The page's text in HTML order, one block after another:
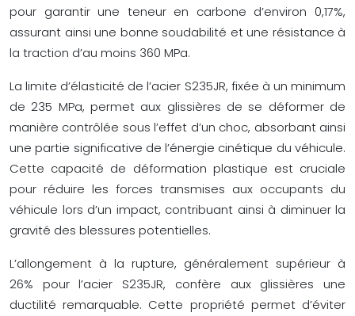
pour garantir une teneur en carbone d’environ 0,17%,
assurant ainsi une bonne soudabilité et une résistance à
la traction d’au moins 360 MPa.
La limite d’élasticité de l’acier S235JR, fixée à un minimum
de 235 MPa, permet aux glissières de se déformer de
manière contrôlée sous l’effet d’un choc, absorbant ainsi
une partie significative de l’énergie cinétique du véhicule.
Cette capacité de déformation plastique est cruciale
pour réduire les forces transmises aux occupants du
véhicule lors d’un impact, contribuant ainsi à diminuer la
gravité des blessures potentielles.
L’allongement à la rupture, généralement supérieur à
26% pour l’acier S235JR, confère aux glissières une
ductilité remarquable. Cette propriété permet d’éviter